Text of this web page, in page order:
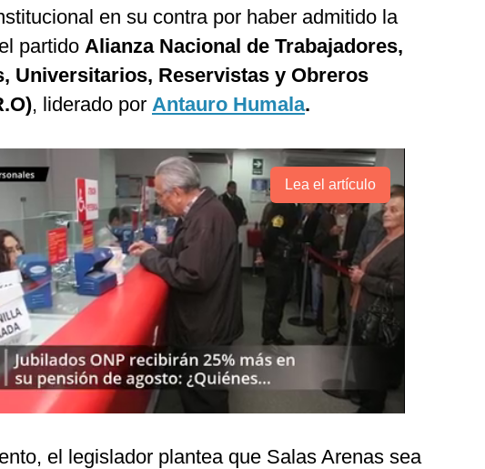
en su contra por haber admitido la
partido Alianza Nacional de Trabajadores,
Universitarios, Reservistas y Obreros
, liderado por Antauro Humala.
Lea el artículo
el legislador plantea que Salas Arenas sea